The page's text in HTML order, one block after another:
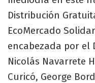
Distribución
EcoMercado
encabezada por el
Nicolás Navarrete
Curicó, George